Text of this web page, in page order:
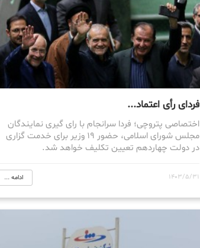
فردای رأی اعتماد...
اختصاصی پتروچی؛ فردا سرانجام با رای گیری نمایندگان
مجلس شورای اسلامی، حضور 19 وزیر برای خدمت گزاری
در دولت چهاردهم تعیین تکلیف خواهد شد.
1403/5/31 ادامه ...